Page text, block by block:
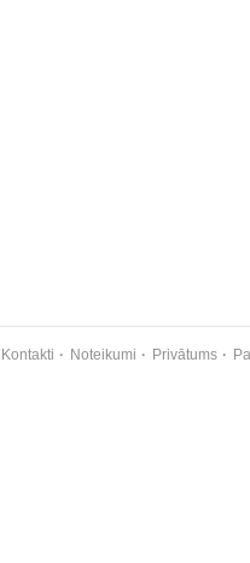
Kontakti Noteikumi Privātums